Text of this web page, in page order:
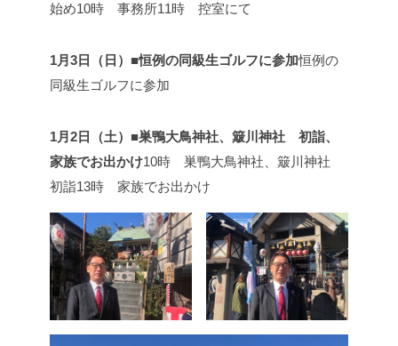
始め10時 事務所11時 控室にて
1月3日（日）■恒例の同級生ゴルフに参加恒例の
同級生ゴルフに参加
1月2日（土）■巣鴨大鳥神社、簸川神社 初詣、
家族でお出かけ10時 巣鴨大鳥神社、簸川神社
初詣13時 家族でお出かけ